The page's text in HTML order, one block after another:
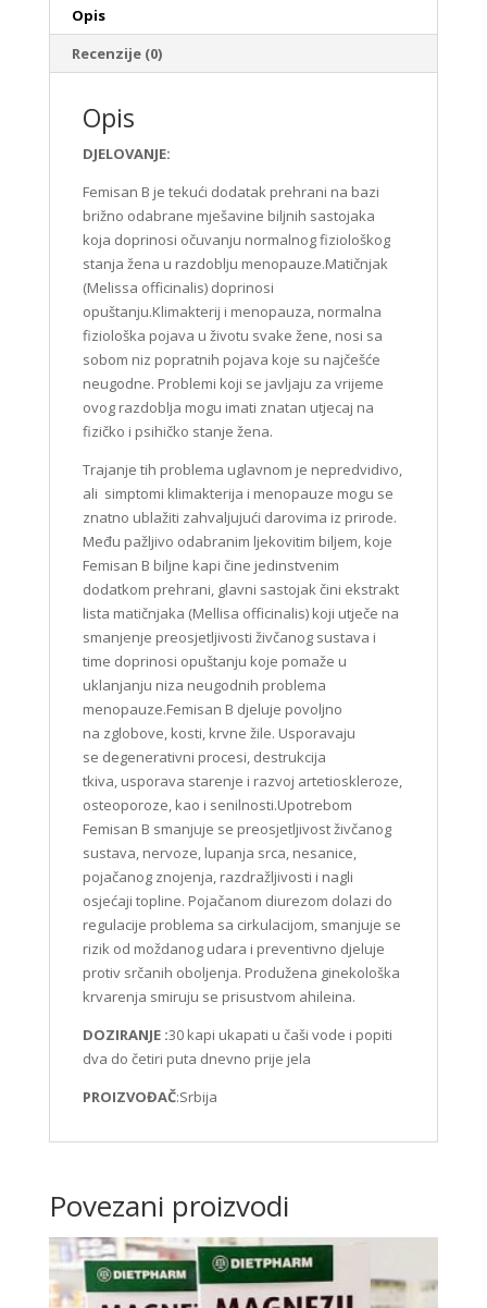
Opis
Recenzije (0)
Opis
DJELOVANJE:
Femisan B je tekući dodatak prehrani na bazi
brižno odabrane mješavine biljnih sastojaka
koja doprinosi očuvanju normalnog fiziološkog
stanja žena u razdoblju menopauze.Matičnjak
(Melissa officinalis) doprinosi
opuštanju.Klimakterij i menopauza, normalna
fiziološka pojava u životu svake žene, nosi sa
sobom niz popratnih pojava koje su najčešće
neugodne. Problemi koji se javljaju za vrijeme
ovog razdoblja mogu imati znatan utjecaj na
fizičko i psihičko stanje žena.
Trajanje tih problema uglavnom je nepredvidivo,
ali simptomi klimakterija i menopauze mogu se
znatno ublažiti zahvaljujući darovima iz prirode.
Među pažljivo odabranim ljekovitim biljem, koje
Femisan B biljne kapi čine jedinstvenim
dodatkom prehrani, glavni sastojak čini ekstrakt
lista matičnjaka (Mellisa officinalis) koji utječe na
smanjenje preosjetljivosti živčanog sustava i
time doprinosi opuštanju koje pomaže u
uklanjanju niza neugodnih problema
menopauze.Femisan B djeluje povoljno
na zglobove, kosti, krvne žile. Usporavaju
se degenerativni procesi, destrukcija
tkiva, usporava starenje i razvoj artetioskleroze,
osteoporoze, kao i senilnosti.Upotrebom
Femisan B smanjuje se preosjetljivost živčanog
sustava, nervoze, lupanja srca, nesanice,
pojačanog znojenja, razdražljivosti i nagli
osjećaji topline. Pojačanom diurezom dolazi do
regulacije problema sa cirkulacijom, smanjuje se
rizik od moždanog udara i preventivno djeluje
protiv srčanih oboljenja. Produžena ginekološka
krvarenja smiruju se prisustvom ahileina.
DOZIRANJE :30 kapi ukapati u čaši vode i popiti
dva do četiri puta dnevno prije jela
PROIZVOĐAČ:Srbija
Povezani proizvodi